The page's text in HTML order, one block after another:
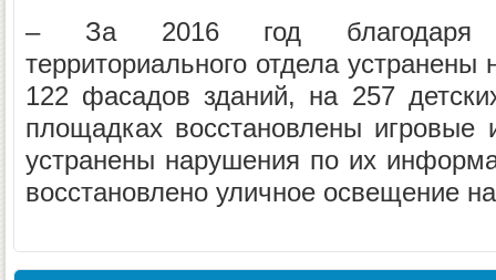
– За 2016 год благодаря
территориального отдела
122 фасадов зданий, на 257
площадках восстановлены игровые
устранены нарушения по их
восстановлено уличное освещение